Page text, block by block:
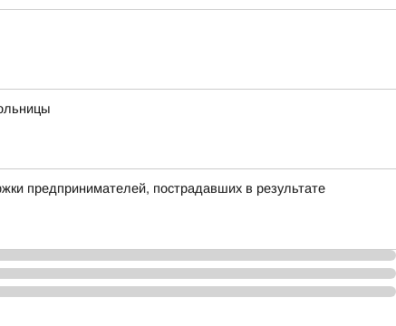
предпринимателей, пострадавших в результате